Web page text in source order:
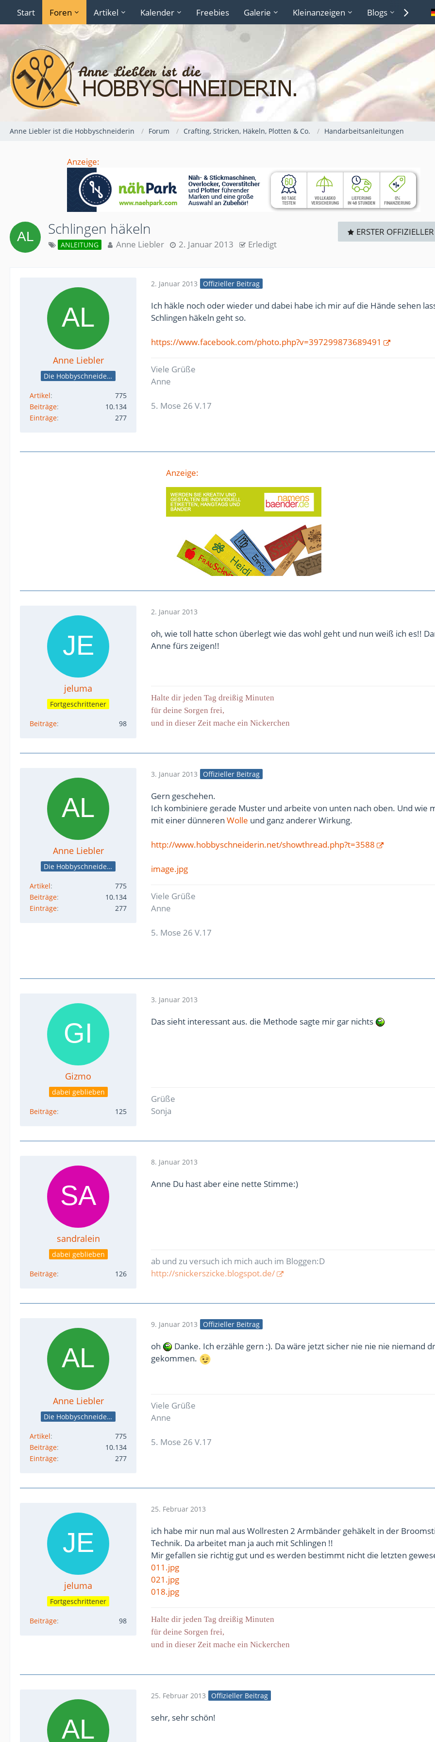
Start Foren Artikel Kalender Freebies Galerie Kleinanzeigen Blogs
Anne Liebler ist die Hobbyschneiderin Forum Crafting, Stricken, Häkeln, Plotten & Co. Handarbeitsanleitungen
Anzeige:
Schlingen häkeln
ANLEITUNG Anne Liebler 2. Januar 2013 Erledigt
ERSTER
Anne Liebler
Die Hobbyschneiderin
Artikel
775
Beiträge
10.134
Einträge
277
2. Januar 2013 Offizieller Beitrag
Ich häkle noch oder wieder und dabei habe ich mir auf die Hände sehen
Schlingen häkeln geht so.
https://www.facebook.com/photo.php?v=397299873689491
Viele Grüße
Anne
5. Mose 26 V.17
Anzeige:
jeluma
Fortgeschrittener
Beiträge 98
2. Januar 2013
oh, wie toll hatte schon überlegt wie das wohl geht und nun weiß ich es!!
Anne fürs zeigen!!
Halte dir jeden Tag dreißig Minuten
für deine Sorgen frei,
und in dieser Zeit mache ein Nickerchen
Anne Liebler
Die Hobbyschneiderin
Artikel
775
Beiträge
10.134
Einträge
277
3. Januar 2013 Offizieller Beitrag
Gern geschehen.
Ich kombiniere gerade Muster und arbeite von unten nach oben. Und wie
mit einer dünneren Wolle und ganz anderer Wirkung.
http://www.hobbyschneiderin.net/showthread.php?t=3588
image.jpg
Viele Grüße
Anne
5. Mose 26 V.17
Gizmo
dabei geblieben
Beiträge 125
3. Januar 2013
Das sieht interessant aus. die Methode sagte mir gar nichts
Grüße
Sonja
sandralein
dabei geblieben
Beiträge 126
8. Januar 2013
Anne Du hast aber eine nette Stimme:)
ab und zu versuch ich mich auch im Bloggen:D
http://snickerszicke.blogspot.de/
Anne Liebler
Die Hobbyschneiderin
Artikel
775
Beiträge
10.134
Einträge
277
9. Januar 2013 Offizieller Beitrag
oh
Danke. Ich erzähle gern :). Da wäre jetzt sicher nie nie nie niemand
gekommen.
Viele Grüße
Anne
5. Mose 26 V.17
jeluma
Fortgeschrittener
Beiträge 98
25. Februar 2013
ich habe mir nun mal aus Wollresten 2 Armbänder gehäkelt in der
Technik. Da arbeitet man ja auch mit Schlingen !!
Mir gefallen sie richtig gut und es werden bestimmt nicht die letzten
011.jpg
021.jpg
018.jpg
Halte dir jeden Tag dreißig Minuten
für deine Sorgen frei,
und in dieser Zeit mache ein Nickerchen
25. Februar 2013 Offizieller Beitrag
sehr, sehr schön!